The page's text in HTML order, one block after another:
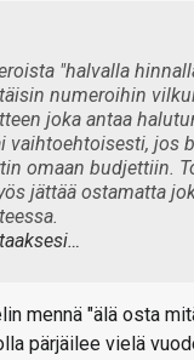
"halvalla
numeroihin
joka antaa
vaihtoehtoisesti, jos
omaan budjettiin.
jättää ostamatta
mennä "älä osta
pärjäilee vielä